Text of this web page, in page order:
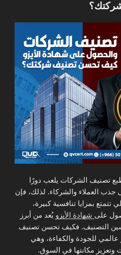
تصنيف الشركات يلعب دورًا
العملاء والشركاء. لذلك، فإن
بمزايا تنافسية كبيرة،
على شهادة الأيزو يُعد من أبرز
التصنيف. فكيف تحسن تصنيف
للجودة والكفاءة، وهي
وتعزيز مكانتها في السوق.